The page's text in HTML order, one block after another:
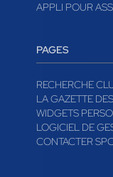
APPLI POUR
PAGES
RECHERCHE
LA GAZETTE
WIDGETS
LOGICIEL DE
CONTACTER